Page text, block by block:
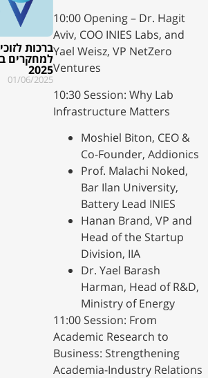
​10:00 Opening – Dr. Hagit
Aviv, COO INIES Labs, and
Yael Weisz, VP NetZero
Ventures
​10:30 Session: Why Lab
Infrastructure Matters
​Moshiel Biton, CEO &
Co-Founder, Addionics
​Prof. Malachi Noked,
Bar Ilan University,
Battery Lead INIES
​Hanan Brand, VP and
Head of the Startup
Division, IIA
​Dr. Yael Barash
Harman, Head of R&D,
Ministry of Energy
​11:00 Session: From
Academic Research to
Business: Strengthening
Academia-Industry Relations
ברכות
למחקרים
2025
01/06/2025